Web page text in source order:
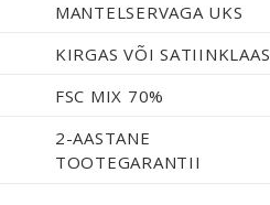
MANTELSERVAGA UKS
KIRGAS VÕI SATIINKLAAS
FSC MIX 70%
2-AASTANE
TOOTEGARANTII